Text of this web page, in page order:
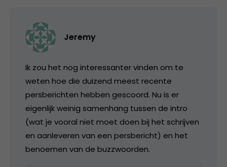
Jeremy
Ik zou het nog interessanter vinden om te
weten hoe die duizend meest recente
persberichten hebben gescoord. Nu is er
eigenlijk weinig samenhang tussen de intro
(wat je vooral niet moet doen bij het schrijven
en aanleveren van een persbericht) en het
benoemen van de buzzwoorden.